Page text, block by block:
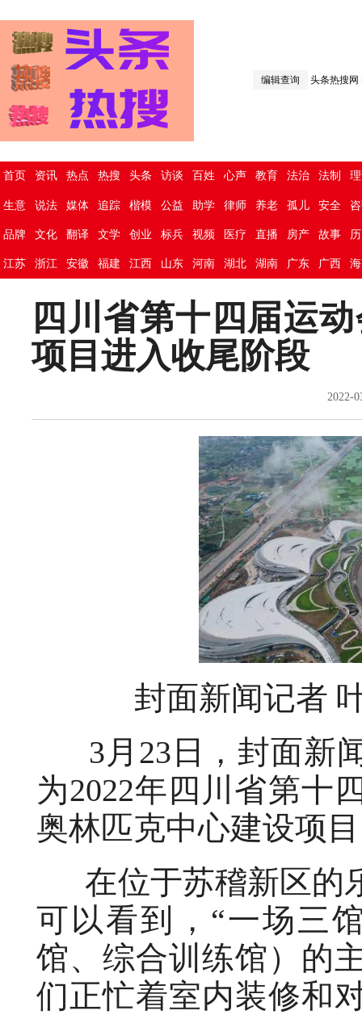
编辑查询 头条热搜网
首页 资讯 热点 热搜 头条 访谈 百姓 心声 教育 法治 法制
生意 说法 媒体 追踪 楷模 公益 助学 律师 养老 孤儿 安全
品牌 文化 翻译 文学 创业 标兵 视频 医疗 直播 房产 故事
江苏 浙江 安徽 福建 江西 山东 河南 湖北 湖南 广东 广西
四川省第十四届运
项目进入收尾阶段
2022-
封面新闻记者
3月23日，封面新
为2022年四川省第十
奥林匹克中心建设项
在位于苏稽新区的
可以看到，“一场三
馆、综合训练馆）的
们正忙着室内装修和